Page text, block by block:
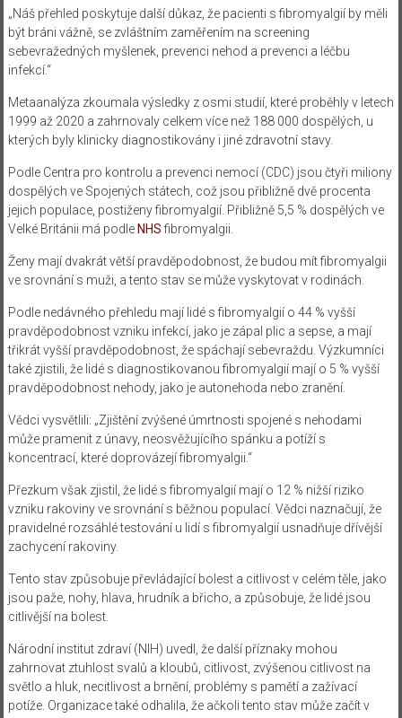
„Náš přehled poskytuje další důkaz, že pacienti s fibromyalgií by měli
být bráni vážně, se zvláštním zaměřením na screening
sebevražedných myšlenek, prevenci nehod a prevenci a léčbu
infekcí.“
Metaanalýza zkoumala výsledky z osmi studií, které proběhly v letech
1999 až 2020 a zahrnovaly celkem více než 188 000 dospělých, u
kterých byly klinicky diagnostikovány i jiné zdravotní stavy.
Podle Centra pro kontrolu a prevenci nemocí (CDC) jsou čtyři miliony
dospělých ve Spojených státech, což jsou přibližně dvě procenta
jejich populace, postiženy fibromyalgií. Přibližně 5,5 % dospělých ve
Velké Británii má podle NHS fibromyalgii.
Ženy mají dvakrát větší pravděpodobnost, že budou mít fibromyalgii
ve srovnání s muži, a tento stav se může vyskytovat v rodinách.
Podle nedávného přehledu mají lidé s fibromyalgií o 44 % vyšší
pravděpodobnost vzniku infekcí, jako je zápal plic a sepse, a mají
třikrát vyšší pravděpodobnost, že spáchají sebevraždu. Výzkumníci
také zjistili, že lidé s diagnostikovanou fibromyalgií mají o 5 % vyšší
pravděpodobnost nehody, jako je autonehoda nebo zranění.
Vědci vysvětlili: „Zjištění zvýšené úmrtnosti spojené s nehodami
může pramenit z únavy, neosvěžujícího spánku a potíží s
koncentrací, které doprovázejí fibromyalgii.“
Přezkum však zjistil, že lidé s fibromyalgií mají o 12 % nižší riziko
vzniku rakoviny ve srovnání s běžnou populací. Vědci naznačují, že
pravidelné rozsáhlé testování u lidí s fibromyalgií usnadňuje dřívější
zachycení rakoviny.
Tento stav způsobuje převládající bolest a citlivost v celém těle, jako
jsou paže, nohy, hlava, hrudník a břicho, a způsobuje, že lidé jsou
citlivější na bolest.
Národní institut zdraví (NIH) uvedl, že další příznaky mohou
zahrnovat ztuhlost svalů a kloubů, citlivost, zvýšenou citlivost na
světlo a hluk, necitlivost a brnění, problémy s pamětí a zažívací
potíže. Organizace také odhalila, že ačkoli tento stav může začít v